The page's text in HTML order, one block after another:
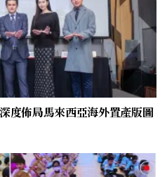
佈局馬來西亞海外置產版圖